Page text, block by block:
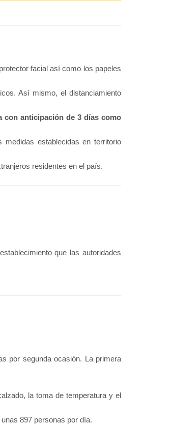
facial así como los papeles
Así mismo, el distanciamiento
con anticipación de 3 días como
establecidas en territorio
residentes en el país.
que las autoridades
por segunda ocasión. La primera
la toma de temperatura y el
897 personas por día.